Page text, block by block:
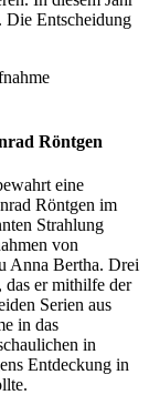
Die Entscheidung
Röntgen
eine
Röntgen im
Strahlung
von
Anna Bertha. Drei
das er mithilfe der
Serien aus
in das
in
Entdeckung in